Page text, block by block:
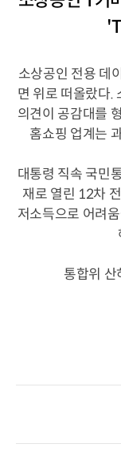
소상공인 전용 데
면 위로 떠올랐다.
의견이 공감대를
홈쇼핑 업계는
대통령 직속 국민
재로 열린 12차
저소득으로 어려
통합위 산